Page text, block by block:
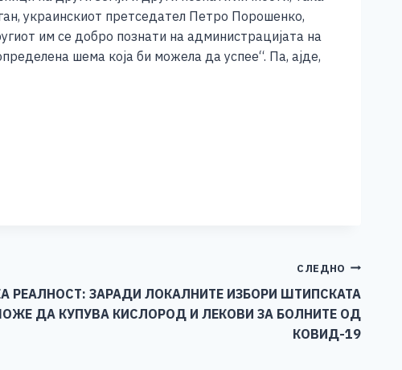
украинскиот претседател Петро Порошенко,
им се добро познати на администрацијата на
шема која би можела да успее“. Па, ајде,
СЛЕДНО
РЕАЛНОСТ: ЗАРАДИ ЛОКАЛНИТЕ ИЗБОРИ ШТИПСКАТА
ДА КУПУВА КИСЛОРОД И ЛЕКОВИ ЗА БОЛНИТЕ ОД
КОВИД-19